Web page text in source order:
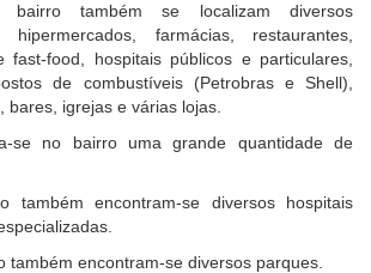
também se localizam diversos
farmácias, restaurantes,
fast-food, hospitais públicos e particulares,
de combustíveis (Petrobras e Shell),
bares, igrejas e várias lojas.
se no bairro uma grande quantidade de
também encontram-se diversos hospitais
também encontram-se diversos parques.